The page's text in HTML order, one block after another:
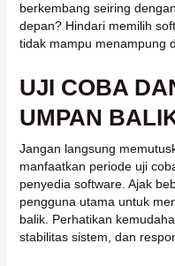
berkembang seiring
depan? Hindari memilih
tidak mampu menampung
UJI COBA
UMPAN
Jangan langsung
manfaatkan periode uji
penyedia software. Ajak
pengguna utama untuk
balik. Perhatikan
stabilitas sistem, dan